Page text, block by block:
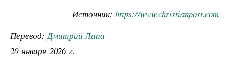
Источник: https://www.christianpost.com
Перевод:Дмитрий Лапа
20 января 2026 г.